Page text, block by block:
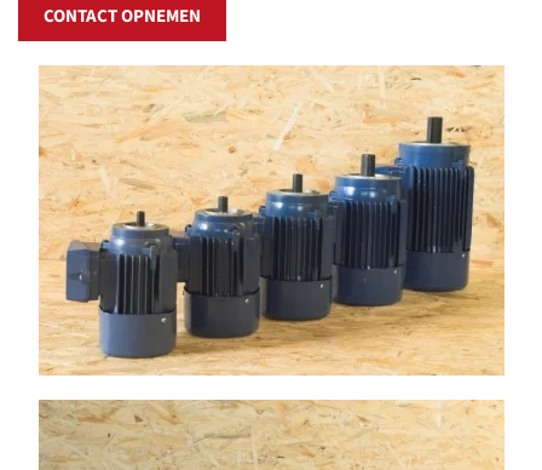
CONTACT OPNEMEN